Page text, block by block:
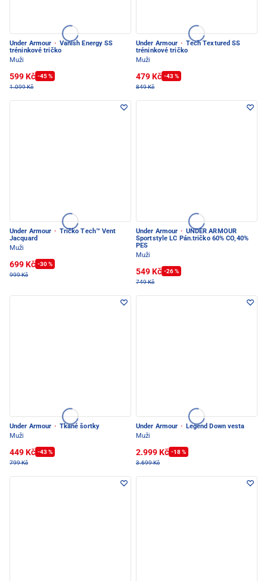
Under Armour · Vanish Energy SS
tréninkové tričko
Muži
599 Kč -45 %
1.099 Kč
Under Armour · Tech Textured SS
tréninkové tričko
Muži
479 Kč -43 %
849 Kč
Under Armour · Tričko Tech™ Vent
Jacquard
Muži
699 Kč -30 %
999 Kč
Under Armour · UNDER ARMOUR
Sportstyle LC Pán.tričko 60% CO,40%
PES
Muži
549 Kč -26 %
749 Kč
Under Armour · Tkané šortky
Muži
449 Kč -43 %
799 Kč
Under Armour ·
Legend Down vesta
Muži
2.999 Kč -18 %
3.699 Kč